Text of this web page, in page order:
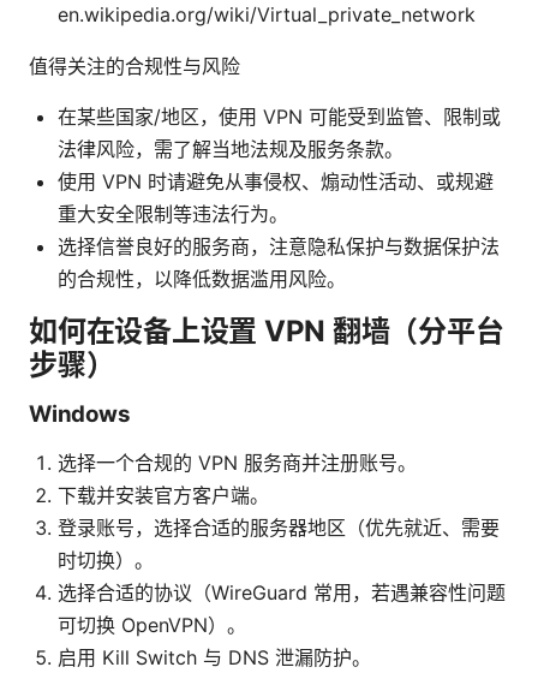
en.wikipedia.org/wiki/Virtual_private_network
值得关注的合规性与风险
在某些国家/地区，使用 VPN 可能受到监管、限制或
法律风险，需了解当地法规及服务条款。
使用 VPN 时请避免从事侵权、煽动性活动、或规避
重大安全限制等违法行为。
选择信誉良好的服务商，注意隐私保护与数据保护法
的合规性，以降低数据滥用风险。
如何在设备上设置 VPN 翻墙（分平台
步骤）
Windows
选择一个合规的 VPN 服务商并注册账号。
下载并安装官方客户端。
登录账号，选择合适的服务器地区（优先就近、需要
时切换）。
选择合适的协议（WireGuard 常用，若遇兼容性问题
可切换 OpenVPN）。
启用 Kill Switch 与 DNS 泄漏防护。